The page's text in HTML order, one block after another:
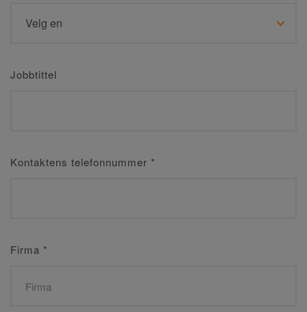
Jobbtittel
Kontaktens telefonnummer *
Firma *